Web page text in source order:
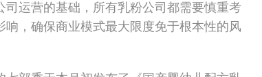
运营的基础，所有乳粉公司都需要慎重考
，确保商业模式最大限度免于根本性的风